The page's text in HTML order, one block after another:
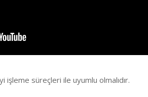
süreçleri ile uyumlu olmalıdır.